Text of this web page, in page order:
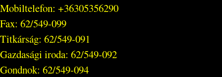
Mobiltelefon: +36305356290
Fax: 62/549-099
Titkárság: 62/549-091
Gazdasági iroda: 62/549-092
Gondnok: 62/549-094